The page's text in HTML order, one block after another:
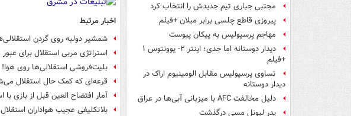
مجتبی جباری تیم جدیدش را انتخاب کرد
پیروزی قاطع چلسی برابر میلان +فیلم
مهاجم پرسپولیس به پیکان پیوست
دیدار دوستانه اما جدی؛ اینتر ۲- یوونتوس ۱
+فیلم
تساوی پرسپولیس مقابل الومینیوم اراک در
دیدار دوستانه
دلیل مخالفت AFC با میزبانی آبی‌ها در عراق
پدر لیونل مسی درگذشت
اخبار مرتبط
شمشیر دولبه روی گردن
استراتژی مربی استقلال برای
بلیت‌فروشی استقلالی‌ها روی هوا!
قرعه‌ای که کمک حال استقلال
آمار افتضاح العین قبل از بازی با
بلاتکلیفی عجیب هواداران استقلال